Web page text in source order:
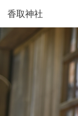
香取神社